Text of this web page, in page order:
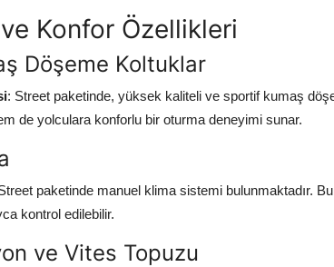
Konfor Özellikleri
Döşeme Koltuklar
: Street paketinde, yüksek kaliteli ve sportif kumaş
de yolculara konforlu bir oturma deneyimi sunar.
paketinde manuel klima sistemi bulunmaktadır.
kontrol edilebilir.
ve Vites Topuzu